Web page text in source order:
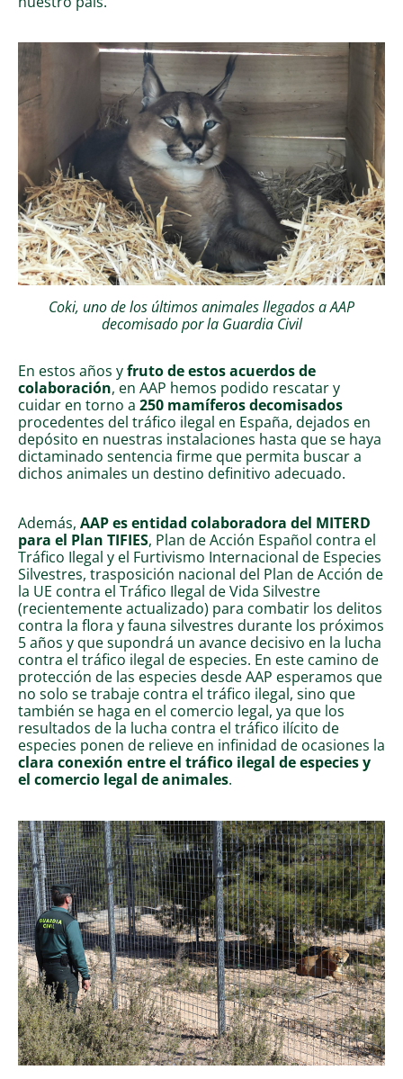
Coki, uno de los últimos animales llegados a AAP
decomisado por la Guardia Civil
En estos años yfruto de estos acuerdos de
colaboración, en AAP hemos podido rescatar y
cuidar en torno a 250 mamíferos decomisados
procedentes del tráfico ilegal en España, dejados en
depósito en nuestras instalaciones hasta que se haya
dictaminado sentencia firme que permita buscar a
dichos animales un destino definitivo adecuado.
Además, AAP es entidad colaboradora del MITERD
para el Plan TIFIES, Plan de Acción Español contra el
Tráfico Ilegal y el Furtivismo Internacional de Especies
Silvestres, trasposición nacional del Plan de Acción de
la UE contra el Tráfico Ilegal de Vida Silvestre
(recientemente actualizado) para combatir los delitos
contra la flora y fauna silvestres durante los próximos
5 años y que supondrá un avance decisivo en la lucha
contra el tráfico ilegal de especies. En este camino de
protección de las especies desde AAP esperamos que
no solo se trabaje contra el tráfico ilegal, sino que
también se haga en el comercio legal, ya que los
resultados de la lucha contra el tráfico ilícito de
especies ponen de relieve en infinidad de ocasiones la
clara conexión entre el tráfico ilegal de especies y
el comercio legal de animales.